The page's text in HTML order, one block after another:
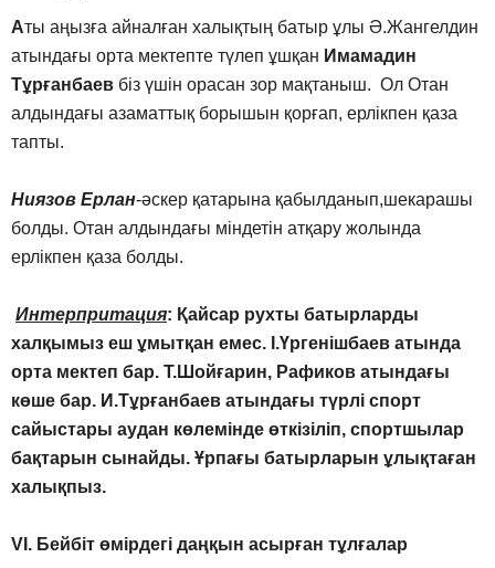
Аты аңызға айналған халықтың батыр ұлы Ә.Жангелдин
атындағы орта мектепте түлеп ұшқан Имамадин
Тұрғанбаев біз үшін орасан зор мақтаныш. Ол Отан
алдындағы азаматтық борышын қорғап, ерлікпен қаза
тапты.
Ниязов Ерлан-әскер қатарына қабылданып,шекарашы
болды. Отан алдындағы міндетін атқару жолында
ерлікпен қаза болды.
Интерпритация: Қайсар рухты батырларды
халқымыз еш ұмытқан емес. І.Үргенішбаев атында
орта мектеп бар. Т.Шойғарин, Рафиков атындағы
көше бар. И.Тұрғанбаев атындағы түрлі спорт
сайыстары аудан көлемінде өткізіліп, спортшылар
бақтарын сынайды. Ұрпағы батырларын ұлықтаған
халықпыз.
VІ. Бейбіт өмірдегі даңқын асырған тұлғалар